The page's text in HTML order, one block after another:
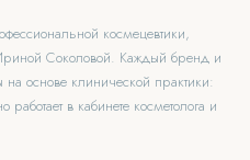
космецевтики,
Соколовой. Каждый бренд и
на основе клинической практики:
в кабинете косметолога и